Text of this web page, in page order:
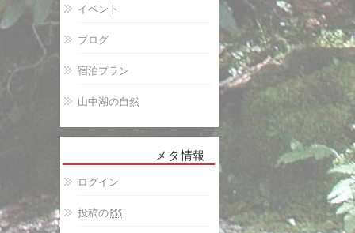
イベント
ブログ
宿泊プラン
山中湖の自然
メタ情報
ログイン
投稿のRSS